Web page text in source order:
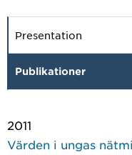
Presentation
Publikationer
2011
Värden i ungas